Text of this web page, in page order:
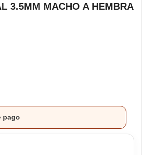
3.5MM MACHO A HEMBRA
pago